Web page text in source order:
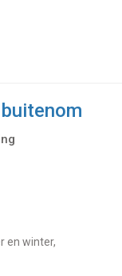
en winter,